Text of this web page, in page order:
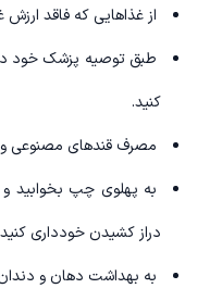
از غذاهایی که فاقد
طبق توصیه پزشک خود
کنید.
مصرف قندهای مصنوعی و
به پهلوی چپ
دراز کشیدن خودداری
به بهداشت دهان و